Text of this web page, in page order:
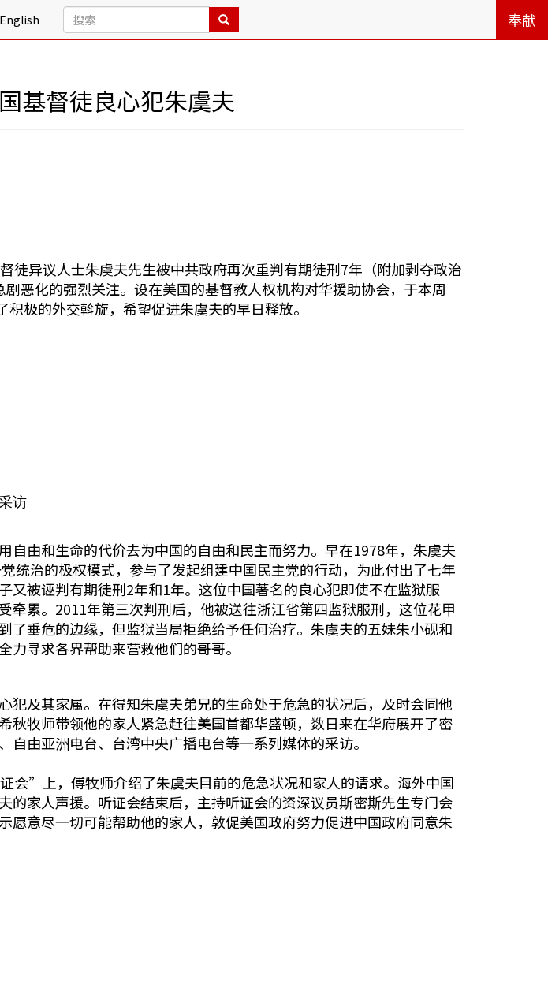
English 奉献
基督徒良心犯朱虞夫
异议人士朱虞夫先生被中共政府再次重判有期徒刑7年（附加剥夺政治
恶化的强烈关注。设在美国的基督教人权机构对华援助协会，于本周
极的外交斡旋，希望促进朱虞夫的早日释放。
访
由和生命的代价去为中国的自由和民主而努力。早在1978年，朱虞夫
统治的极权模式，参与了发起组建中国民主党的行动，为此付出了七年
被诬判有期徒刑2年和1年。这位中国著名的良心犯即使不在监狱服
累。2011年第三次判刑后，他被送往浙江省第四监狱服刑，这位花甲
垂危的边缘，但监狱当局拒绝给予任何治疗。朱虞夫的五妹朱小砚和
寻求各界帮助来营救他们的哥哥。
及其家属。在得知朱虞夫弟兄的生命处于危急的状况后，及时会同他
牧师带领他的家人紧急赶往美国首都华盛顿，数日来在华府展开了密
由亚洲电台、台湾中央广播电台等一系列媒体的采访。
”上，傅牧师介绍了朱虞夫目前的危急状况和家人的请求。海外中国
家人声援。听证会结束后，主持听证会的资深议员斯密斯先生专门会
意尽一切可能帮助他的家人，敦促美国政府努力促进中国政府同意朱